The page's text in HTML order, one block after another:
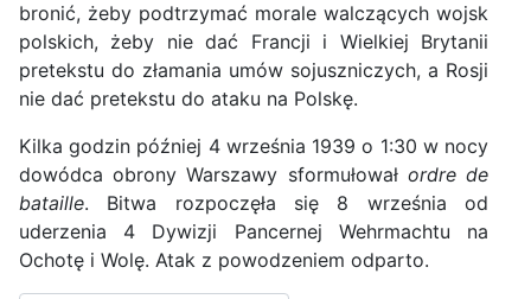
bronić, żeby podtrzymać morale walczących wojsk
polskich, żeby nie dać Francji i Wielkiej Brytanii
pretekstu do złamania umów sojuszniczych, a Rosji
nie dać pretekstu do ataku na Polskę.
Kilka godzin później 4 września 1939 o 1:30 w nocy
dowódca obrony Warszawy sformułował ordre de
bataille. Bitwa rozpoczęła się 8 września od
uderzenia 4 Dywizji Pancernej Wehrmachtu na
Ochotę i Wolę. Atak z powodzeniem odparto.